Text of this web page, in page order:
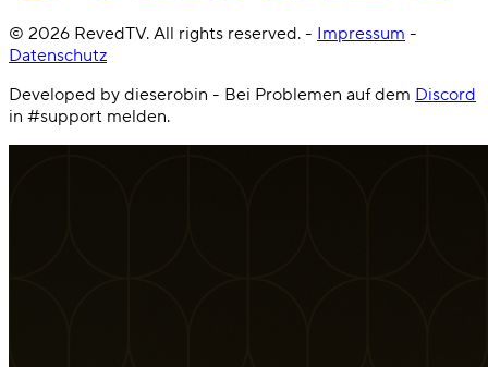
© 2026 RevedTV. All rights reserved. - Impressum -
Datenschutz
Developed by dieserobin - Bei Problemen auf dem Discord
in #support melden.